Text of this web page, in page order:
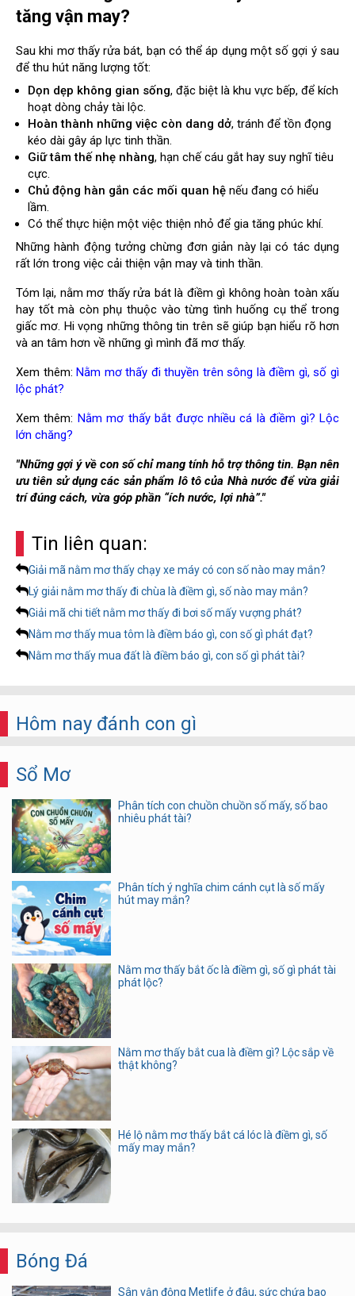
tăng vận may?
Sau khi mơ thấy rửa bát, bạn có thể áp dụng một số gợi ý sau
để thu hút năng lượng tốt:
Dọn dẹp không gian sống, đặc biệt là khu vực bếp, để kích
hoạt dòng chảy tài lộc.
Hoàn thành những việc còn dang dở, tránh để tồn đọng
kéo dài gây áp lực tinh thần.
Giữ tâm thế nhẹ nhàng, hạn chế cáu gắt hay suy nghĩ tiêu
cực.
Chủ động hàn gắn các mối quan hệ nếu đang có hiểu
lầm.
Có thể thực hiện một việc thiện nhỏ để gia tăng phúc khí.
Những hành động tưởng chừng đơn giản này lại có tác dụng
rất lớn trong việc cải thiện vận may và tinh thần.
Tóm lại, nằm mơ thấy rửa bát là điềm gì không hoàn toàn xấu
hay tốt mà còn phụ thuộc vào từng tình huống cụ thể trong
giấc mơ. Hi vọng những thông tin trên sẽ giúp bạn hiểu rõ hơn
và an tâm hơn về những gì mình đã mơ thấy.
Xem thêm:Nằm mơ thấy đi thuyền trên sông là điềm gì, số gì
lộc phát?
Xem thêm: Nằm mơ thấy bắt được nhiều cá là điềm gì? Lộc
lớn chăng?
"Những gợi ý về con số chỉ mang tính hỗ trợ thông tin. Bạn nên
ưu tiên sử dụng các sản phẩm lô tô của Nhà nước để vừa giải
trí đúng cách, vừa góp phần “ích nước, lợi nhà”."
Tin liên quan:
Giải mã nằm mơ thấy chạy xe máy có con số nào may mắn?
Lý giải nằm mơ thấy đi chùa là điềm gì, số nào may mắn?
Giải mã chi tiết nằm mơ thấy đi bơi số mấy vượng phát?
Nằm mơ thấy mua tôm là điềm báo gì, con số gì phát đạt?
Nằm mơ thấy mua đất là điềm báo gì, con số gì phát tài?
Hôm nay đánh con gì
Sổ Mơ
Phân tích con chuồn chuồn số mấy, số bao
nhiêu phát tài?
Phân tích ý nghĩa chim cánh cụt là số mấy
hút may mắn?
Nằm mơ thấy bắt ốc là điềm gì, số gì phát tài
phát lộc?
Nằm mơ thấy bắt cua là điềm gì? Lộc sắp về
thật không?
Hé lộ nằm mơ thấy bắt cá lóc là điềm gì, số
mấy may mắn?
Bóng Đá
Sân vận động Metlife ở đâu, sức chứa bao